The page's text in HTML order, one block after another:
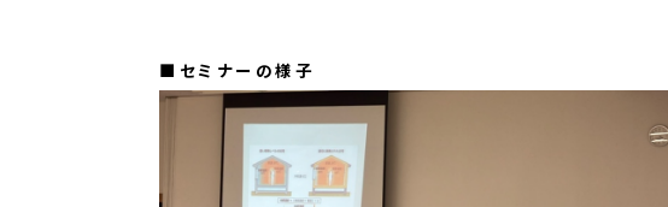
■セミナーの様子